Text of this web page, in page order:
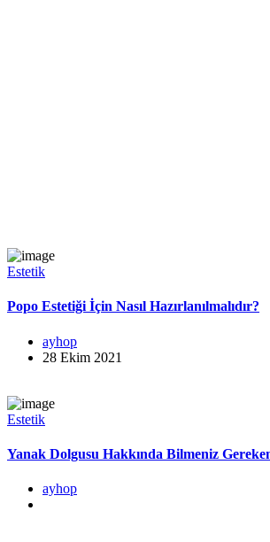
Estetik
Popo Estetiği İçin Nasıl Hazırlanılmalıdır?
ayhop
28 Ekim 2021
Estetik
Yanak Dolgusu Hakkında Bilmeniz
ayhop